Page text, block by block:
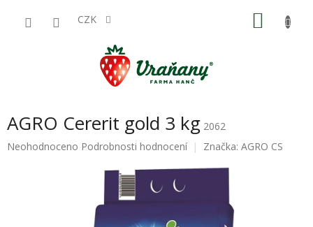
CZK
AGRO Cererit gold 3 kg 2062
Průměrné
Neohodnoceno Podrobnosti hodnocení Značka: AGRO CS